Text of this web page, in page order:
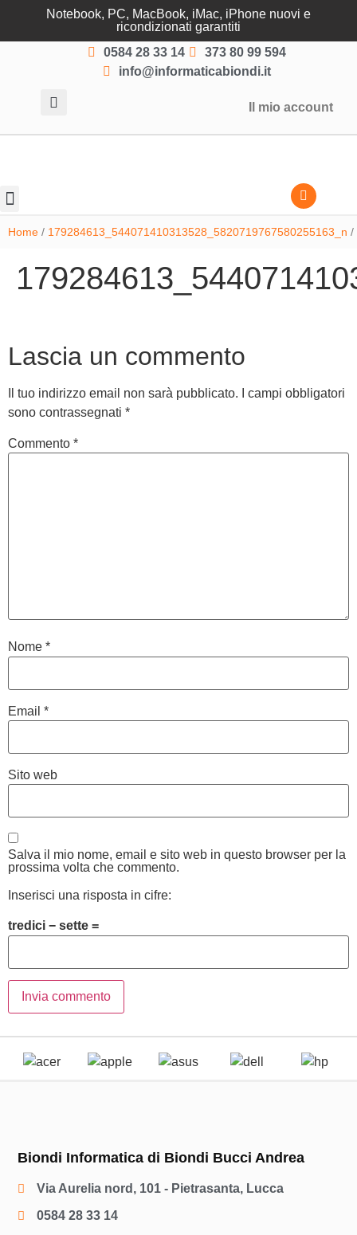
Notebook, PC, MacBook, iMac, iPhone nuovi e
ricondizionati garantiti
0584 28 33 14
373 80 99 594
info@informaticabiondi.it
Il mio account
Home / 179284613_544071410313528_5820719767580255163_n /
Lascia un commento
Il tuo indirizzo email non sarà pubblicato.
I campi obbligatori
sono contrassegnati *
Commento *
Nome *
Email *
Sito web
Salva il mio nome, email e sito web in questo browser per la
prossima volta che commento.
Inserisci una risposta in cifre:
tredici − sette =
Biondi Informatica di Biondi Bucci Andrea
Via Aurelia nord, 101 - Pietrasanta, Lucca
0584 28 33 14